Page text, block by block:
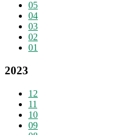
05
04
03
02
01
2023
12
11
10
09